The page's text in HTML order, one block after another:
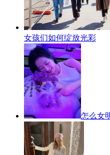
女孩们如何绽放光彩
怎么女